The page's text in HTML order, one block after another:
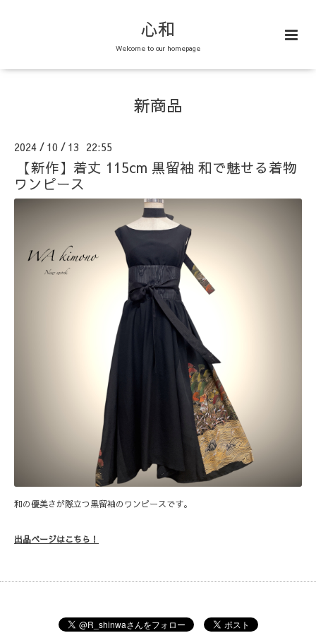
心和
Welcome to our homepage
新商品
2024 / 10 / 13 22:55
【新作】着丈 115cm 黒留袖 和で魅せる着物
ワンピース
和の優美さが際立つ黒留袖のワンピースです。
出品ページはこちら！